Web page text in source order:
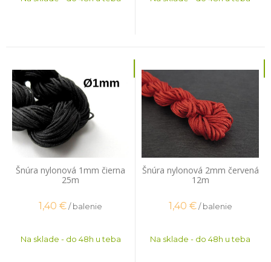
Šnúra nylonová 1mm čierna
25m
1,40 €/ balenie
Na sklade - do 48h u teba
Šnúra nylonová 2mm červená
12m
1,40 € / balenie
Na sklade - do 48h u teba